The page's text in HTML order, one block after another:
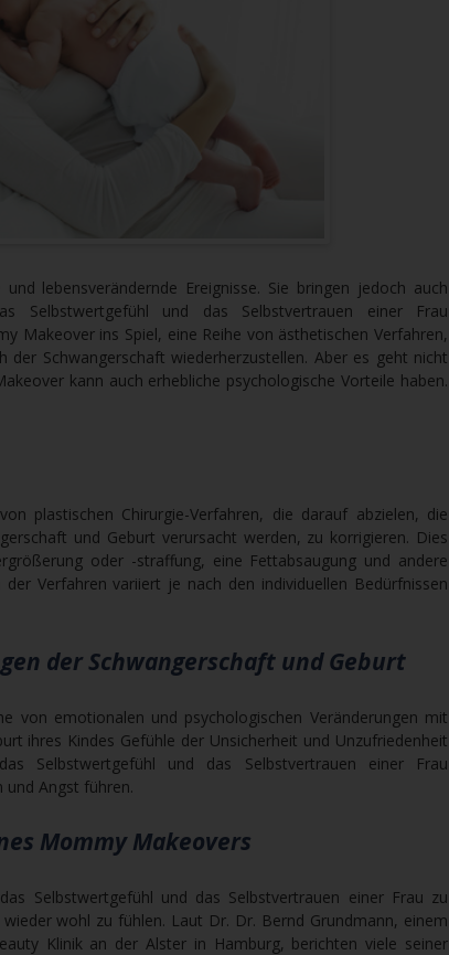
lebensverändernde Ereignisse. Sie bringen jedoch auch
Selbstwertgefühl und das Selbstvertrauen einer Frau
Makeover ins Spiel, eine Reihe von ästhetischen Verfahren,
Schwangerschaft wiederherzustellen. Aber es geht nicht
kann auch erhebliche psychologische Vorteile haben.
plastischen Chirurgie-Verfahren, die darauf abzielen, die
und Geburt verursacht werden, zu korrigieren. Dies
oder -straffung, eine Fettabsaugung und andere
Verfahren variiert je nach den individuellen Bedürfnissen
der Schwangerschaft und Geburt
von emotionalen und psychologischen Veränderungen mit
ihres Kindes Gefühle der Unsicherheit und Unzufriedenheit
Selbstwertgefühl und das Selbstvertrauen einer Frau
und Angst führen.
Mommy Makeovers
Selbstwertgefühl und das Selbstvertrauen einer Frau zu
wohl zu fühlen. Laut Dr. Dr. Bernd Grundmann, einem
Klinik an der Alster in Hamburg, berichten viele seiner